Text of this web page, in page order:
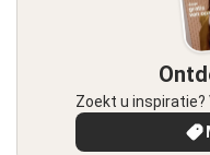
Zoekt u inspiratie?